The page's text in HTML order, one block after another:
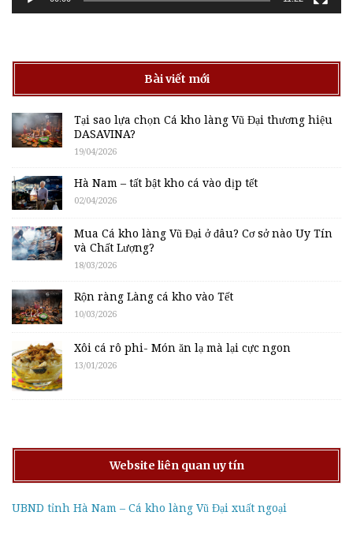
Bài viết mới
Tại sao lựa chọn Cá kho làng Vũ Đại thương hiệu
DASAVINA?
19/04/2026
Hà Nam – tất bật kho cá vào dịp tết
02/04/2026
Mua Cá kho làng Vũ Đại ở đâu? Cơ sở nào Uy Tín
và Chất Lượng?
18/03/2026
Rộn ràng Làng cá kho vào Tết
10/03/2026
Xôi cá rô phi- Món ăn lạ mà lại cực ngon
13/01/2026
Website liên quan uy tín
UBND tỉnh Hà Nam – Cá kho làng Vũ Đại xuất ngoại